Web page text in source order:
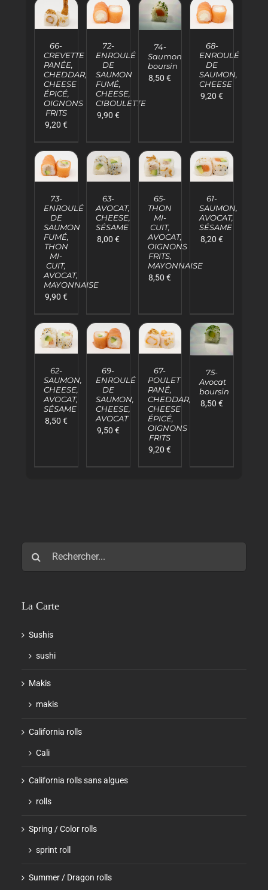
AJOUTER
PANIER
/
DÉTAILS
66-
CREVETTE
PANÉE,
CHEDDAR,
CHEESE
ÉPICÉ,
OIGNONS
FRITS
9,20 €
AJOUTER
PANIER
/
DÉTAILS
72-
ENROULÉ
DE
SAUMON
FUMÉ,
CHEESE,
CIBOULETTE
9,90 €
AJOUTER
PANIER
/
DÉTAILS
74-
Saumon
boursin
8,50€
AJOUTER
PANIER
/
DÉTAILS
68-
ENROULÉ
DE
SAUMON,
CHEESE
9,20€
AJOUTER
PANIER
/
DÉTAILS
73-
ENROULÉ
DE
SAUMON
FUMÉ,
THON
MI-
CUIT,
AVOCAT,
MAYONNAISE
9,90 €
AJOUTER
PANIER
/
DÉTAILS
63-
AVOCAT,
CHEESE,
SÉSAME
8,00 €
AJOUTER
PANIER
/
DÉTAILS
65-
THON
MI-
CUIT,
AVOCAT,
OIGNONS
FRITS,
MAYONNAISE
8,50€
AJOUTER
PANIER
/
DÉTAILS
61-
SAUMON,
AVOCAT,
SÉSAME
8,20€
AJOUTER
PANIER
/
DÉTAILS
62-
SAUMON,
CHEESE,
AVOCAT,
SÉSAME
8,50 €
AJOUTER
PANIER
/
DÉTAILS
69-
ENROULÉ
DE
SAUMON,
CHEESE,
AVOCAT
9,50 €
AJOUTER
PANIER
/
DÉTAILS
67-
POULET
PANÉ,
CHEDDAR,
CHEESE
ÉPICÉ,
OIGNONS
FRITS
9,20€
AJOUTER
PANIER
/
DÉTAILS
75-
Avocat
boursin
8,50€
La Carte
Sushis
sushi
Makis
makis
California rolls
Cali
California rolls sans algues
rolls
Spring / Color rolls
sprint roll
Summer / Dragon rolls